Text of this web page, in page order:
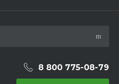
8 800 775-08-79